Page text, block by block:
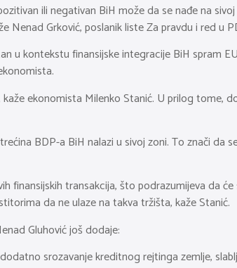
ili negativan BiH može da se nađe na
Nenad Grković, poslanik liste Za pravdu i red u
u kontekstu finansijske integracije BiH spram
ekonomista Milenko Stanić. U prilog tome,
BDP-a BiH nalazi u sivoj zoni. To znači
finansijskih transakcija, što podrazumijeva da
da ne ulaze na takva tržišta, kaže Stanić.
Gluhović još dodaje:
srozavanje kreditnog rejtinga zemlje,